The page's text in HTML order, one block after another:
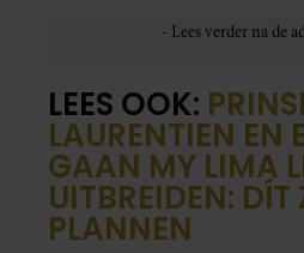
LEES OOK:
LAURENTIEN EN
GAAN MY LIMA
UITBREIDEN: DÍT
PLANNEN